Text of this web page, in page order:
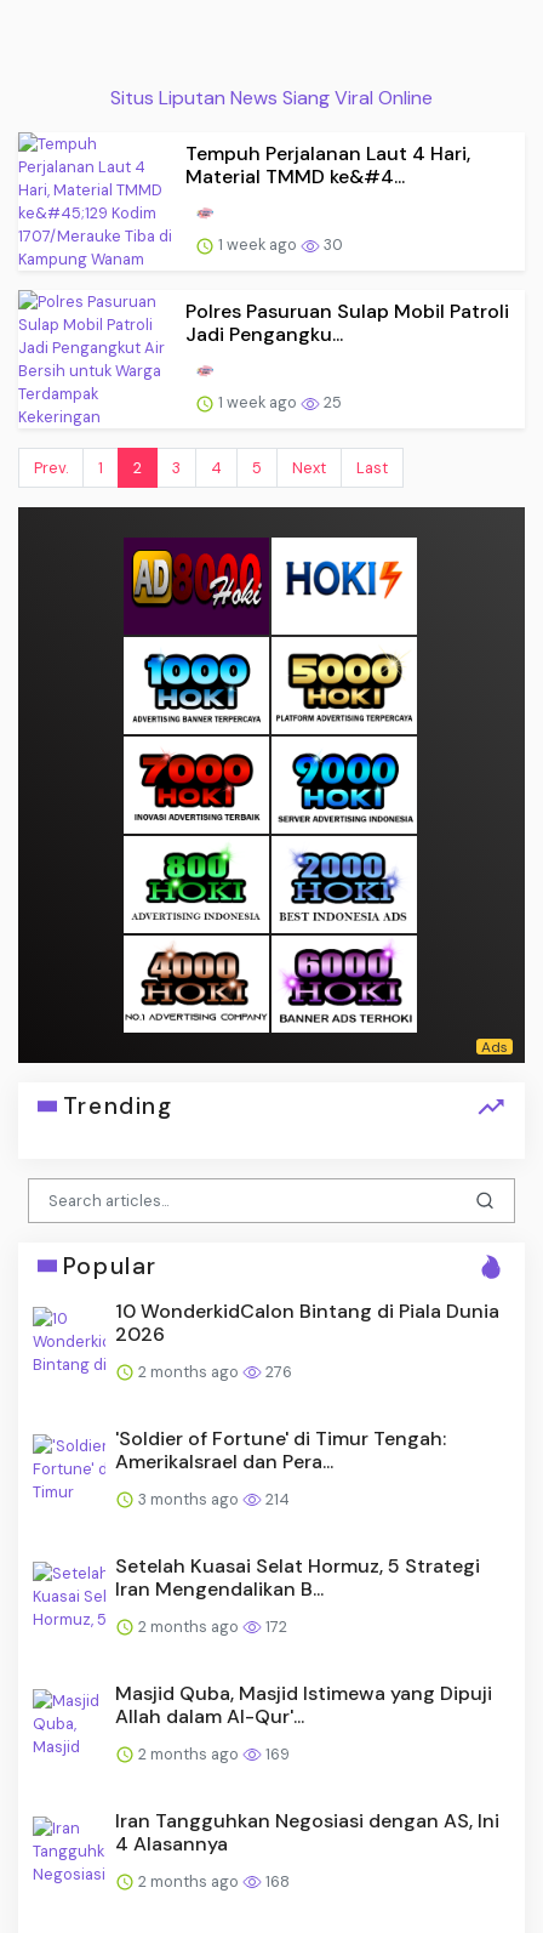
Situs Liputan News Siang Viral Online
Tempuh Perjalanan Laut 4 Hari,
Material TMMD ke&#4...
1 week ago 30
Polres Pasuruan Sulap Mobil Patroli
Jadi Pengangku...
1 week ago 25
Prev. 1 2 3 4 5 Next Last
Trending
Popular
10 WonderkidCalon Bintang di Piala Dunia
2026
2 months ago 276
'Soldier of Fortune' di Timur Tengah:
AmerikaIsrael dan Pera...
3 months ago 214
Setelah Kuasai Selat Hormuz, 5 Strategi
Iran Mengendalikan B...
2 months ago 172
Masjid Quba, Masjid Istimewa yang Dipuji
Allah dalam Al-Qur'...
2 months ago 169
Iran Tangguhkan Negosiasi dengan AS, Ini
4 Alasannya
2 months ago 168